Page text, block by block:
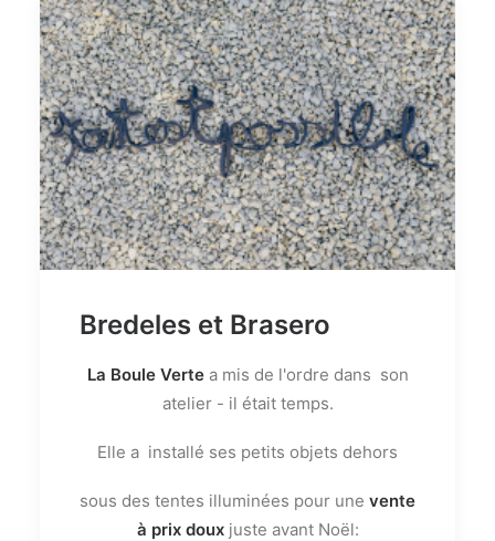
Bredeles et Brasero
La Boule Vertea mis de l'ordre dans son
atelier - il était temps.
Elle a installé ses petits objets dehors
sous des tentes illuminées pour une vente
à prix douxjuste avant Noël: